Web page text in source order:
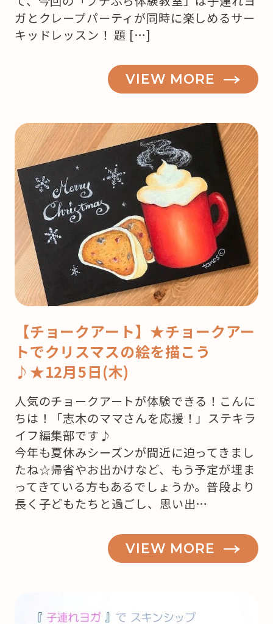
ガとクレープパーティが同時に楽しめるサー
キッドレッスン！ 題 […]
VIEW MORE
【チョークアート】★チョークアー
トでクリスマスの絵を描こう
♪★12月5日(木)
人気のチョークアートが体験できる！こんに
ちは！「志木のママさんを応援！」ステキラ
イフ編集部です♪
今年も夏休みシーズンが間近に迫ってきまし
たね☆帰省やお出かけなど、もう予定が埋ま
ってきている方もあるでしょうか。普段より
長く子どもたちと過ごし、思い出…
VIEW MORE